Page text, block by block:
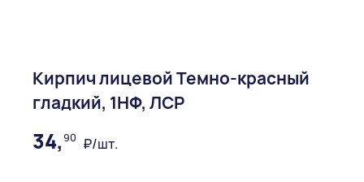
Кирпич лицевой Темно-красный
гладкий, 1НФ, ЛСР
34,90 ₽/шт.